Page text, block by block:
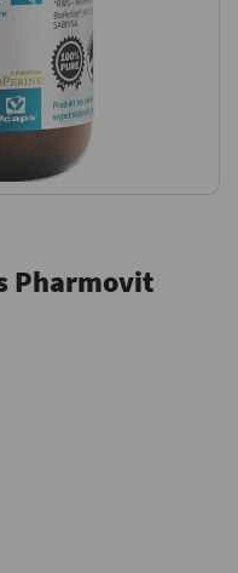
Pharmovit